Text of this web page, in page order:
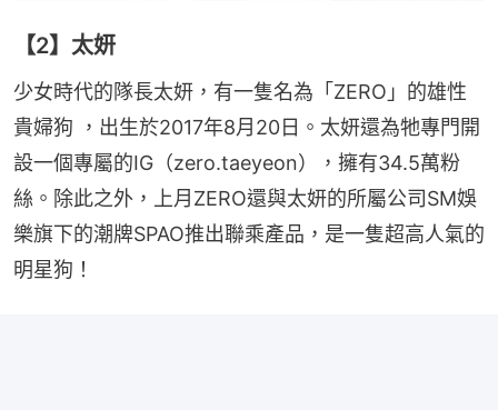
【2】太妍
少女時代的隊長太妍，有一隻名為「ZERO」的雄性
貴婦狗 ，出生於2017年8月20日。太妍還為牠專門開
設一個專屬的IG（zero.taeyeon），擁有34.5萬粉
絲。除此之外，上月ZERO還與太妍的所屬公司SM娛
樂旗下的潮牌SPAO推出聯乘產品，是一隻超高人氣的
明星狗！